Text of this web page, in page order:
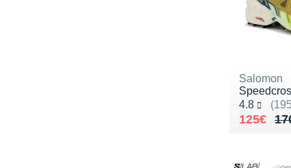
Salomon
4.8
Noté 4.8
Au lieu
125€
Vendu